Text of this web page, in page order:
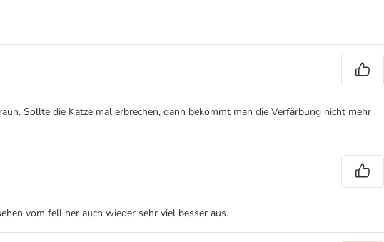
Sollte die Katze mal erbrechen, dann bekommt man die Verfärbung nicht mehr
vom fell her auch wieder sehr viel besser aus.